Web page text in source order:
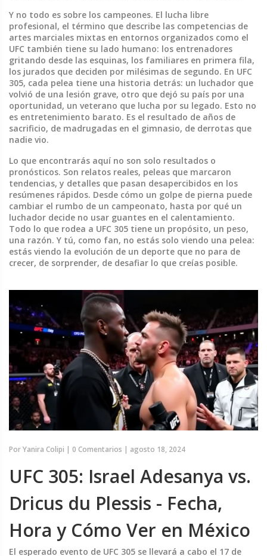
Y no todo es sobre los campeones. El lucha libre
profesional, el término que describe las competencias de
artes marciales mixtas en entornos organizados como el
UFC también tiene su lado humano: los entrenadores
gritando desde las esquinas, los familiares en primera fila,
los jurados que deciden por milésimas de segundo. En UFC
305, cada pelea tiene una historia detrás: un luchador que
volvió de una lesión grave, otro que dejó su país por una
oportunidad, un veterano que lucha por su legado. Esto no
es entretenimiento barato. Es el resultado de años de
sacrificio, de madrugadas en el gimnasio, de derrotas que
nadie vio.
Lo que encontrarás aquí no son solo resultados o
pronósticos. Son relatos reales, peleas que marcaron
tendencias, y detalles que pasan desapercibidos en los
resúmenes rápidos. Desde cómo un golpe de pierna puede
cambiar el rumbo de un campeonato, hasta por qué un
luchador decide no usar guantes en el calentamiento.
Todo lo que rodea a UFC 305 tiene un propósito, un peso,
una razón. Y tú, como fan, no estás solo viendo una pelea:
estás viendo la evolución de un deporte que no para de
crecer, de sorprender, de desafiar lo que creías posible.
PorYanira Colipi | 0 Comentarios | agosto 18, 2024
UFC 305: Israel Adesanya vs.
Dricus du Plessis - Fecha,
Hora y Cómo Ver en México
El esperado evento de UFC 305 se llevará a cabo el 17 de